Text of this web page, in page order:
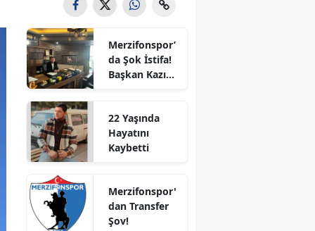
Bilecik
Bingöl
Bitlis
Burdur
Çanakkale
Çankırı
Merzifonspor’
da Şok İstifa!
Başkan Kazım
22 Yaşında
Hayatını
Kaybetti
Merzifonspor'
dan Transfer
Şov!